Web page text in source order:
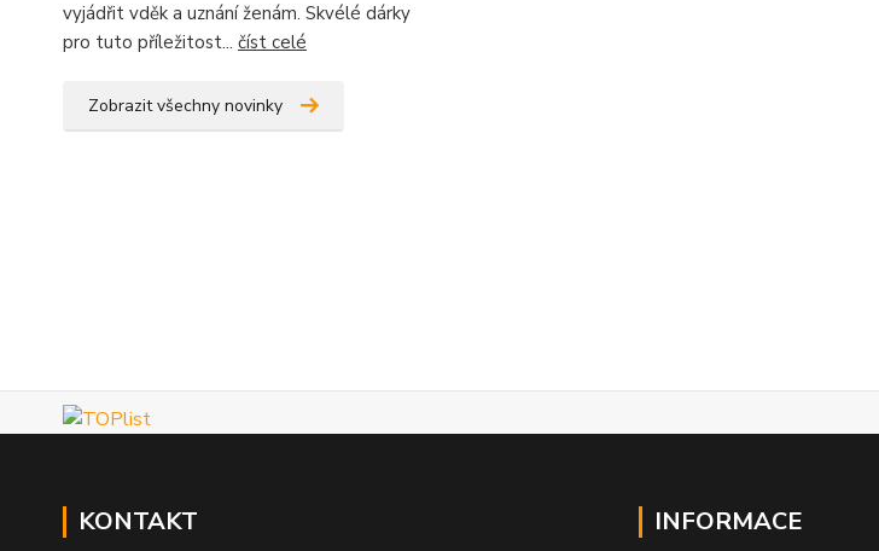
vyjádřit vděk a uznání ženám. Skvélé dárky
pro tuto příležitost... číst celé
Zobrazit všechny novinky
KONTAKT INFORMACE